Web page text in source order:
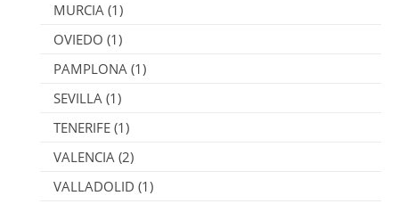
MURCIA (1)
OVIEDO (1)
PAMPLONA (1)
SEVILLA (1)
TENERIFE (1)
VALENCIA (2)
VALLADOLID (1)